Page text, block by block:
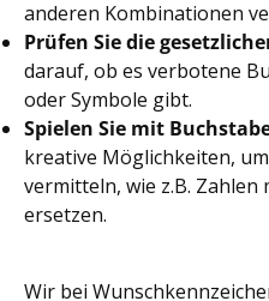
anderen Kombinationen
Prüfen Sie die
darauf, ob es verbotene
oder Symbole gibt.
Spielen Sie mit
kreative Möglichkeiten,
vermitteln, wie z.B.
ersetzen.
Wir bei